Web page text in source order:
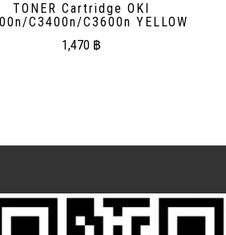
TONER Cartridge OKI
C3400n/C3600n YELLOW
1,470 ฿